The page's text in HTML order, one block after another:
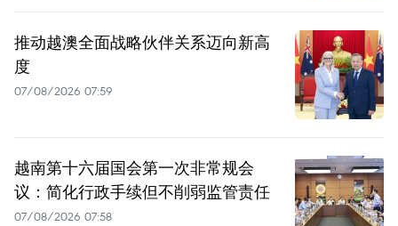
推动越澳全面战略伙伴关系迈向新高
度
07/08/2026 07:59
越南第十六届国会第一次非常规会
议：简化行政手续但不削弱监管责任
07/08/2026 07:58